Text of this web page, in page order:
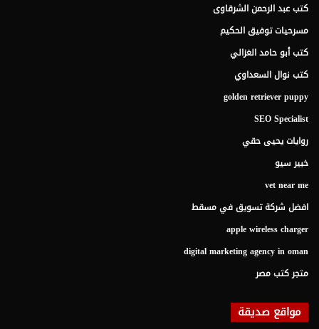
كتب عبد الرحمن الشرقاوى
مسرحيات توفيق الحكيم
كتب أبو حامد الغزالي
كتب نوال السعداوي
golden retriever puppy
SEO Specialist
روايات يحيى حقي
خبير سيو
vet near me
افضل شركة تسويق في مسقط
apple wireless charger
digital marketing agency in oman
متجر كتب مصر
مواقع صديقة